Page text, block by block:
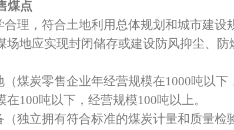
煤点
理，符合土地利用总体规划和城市建设
地应实现封闭储存或建设防风抑尘、
煤炭零售企业年经营规模在1000吨以下
在100吨以下，经营规模100吨以上。
独立拥有符合标准的煤炭计量和质量检